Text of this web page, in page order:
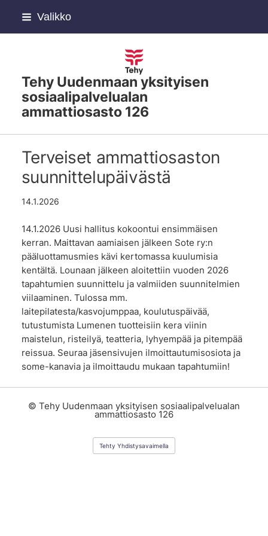
Siirry
Valikko
Tehy Uudenmaan yksityisen
sosiaalipalvelualan
ammattiosasto 126
Terveiset ammattiosaston
suunnittelupäivästä
14.1.2026
14.1.2026 Uusi hallitus kokoontui ensimmäisen
kerran. Maittavan aamiaisen jälkeen Sote ry:n
pääluottamusmies kävi kertomassa kuulumisia
kentältä. Lounaan jälkeen aloitettiin vuoden 2026
tapahtumien suunnittelu ja valmiiden suunnitelmien
viilaaminen. Tulossa mm.
laitepilatesta/kasvojumppaa, koulutuspäivää,
tutustumista Lumenen tuotteisiin kera viinin
maistelun, risteilyä, teatteria, lyhyempää ja pitempää
reissua. Seuraa jäsensivujen ilmoittautumisosiota ja
some-kanavia ja ilmoittaudu mukaan tapahtumiin!
© Tehy Uudenmaan yksityisen sosiaalipalvelualan
ammattiosasto 126
Tehty Yhdistysavaimella